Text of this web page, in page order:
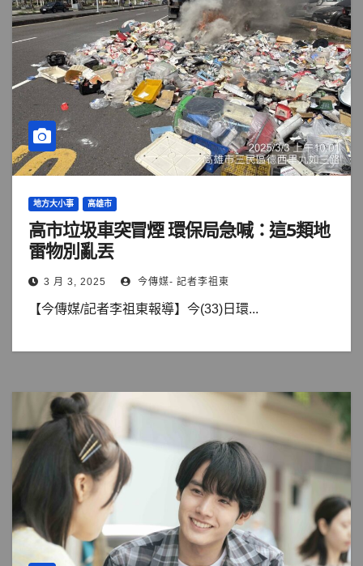
地方大小事 高雄市
高市垃圾車突冒煙 環保局急喊：這5類地
雷物別亂丟
3 月 3, 2025 今傳媒- 記者李祖東
【今傳媒/記者李祖東報導】今(33)日環...